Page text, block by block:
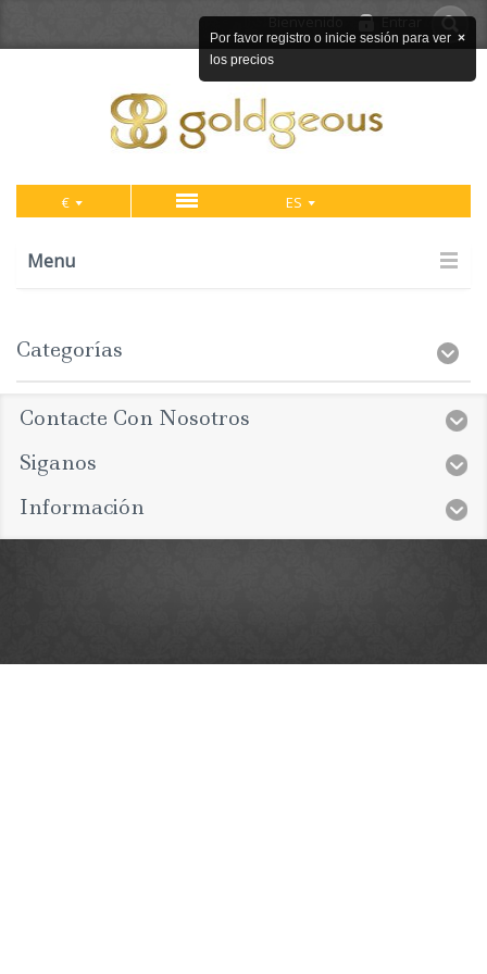
€ ES
Bienvenido Entrar
Menu
Categorías
Contacte Con Nosotros
Siganos
Información
×
Por favor registro o inicie sesión para ver
los precios